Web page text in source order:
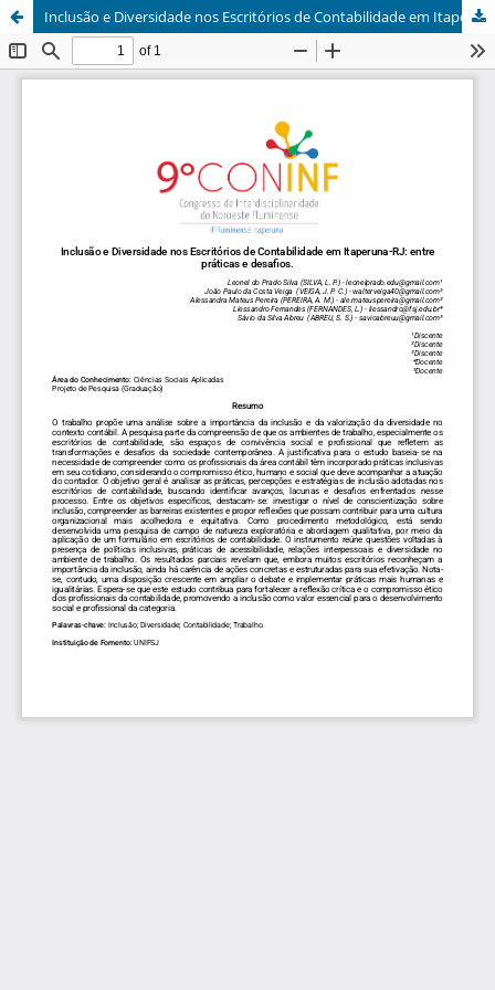
Inclusão e Diversidade nos Escritórios de Contabilidade em Itaperuna-RJ: entre práticas e desafios